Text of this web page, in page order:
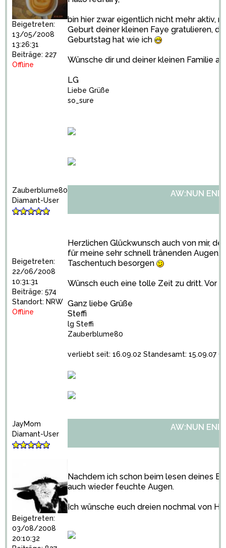
Beigetreten:
13/05/2008
13:26:31
Beiträge: 227
Offline
bin hier zwar eigentlich nicht mehr aktiv,
Geburt deiner kleinen Faye gratulieren,
Geburtstag hat wie ich
Wünsche dir und deiner kleinen Familie
LG
Liebe Grüße
so_sure
Zauberblume80
Diamant-User
Beigetreten:
22/06/2008
10:31:31
Beiträge: 574
Standort: NRW
Offline
AW:NUN
Herzlichen Glückwunsch auch von mir,
für meine sehr schnell tränenden Augen,
Taschentuch besorgen
Wünsch euch eine tolle Zeit zu dritt. Vor
Ganz liebe Grüße
Steffi
lg Steffi
Zauberblume80
verliebt seit: 16.09.02 Standesamt: 15.09.07
JayMom
Diamant-User
Beigetreten:
03/08/2008
20:10:32
AW:NUN
Nachdem ich schon beim lesen deines
auch wieder feuchte Augen.
Ich wünsche euch dreien nochmal von